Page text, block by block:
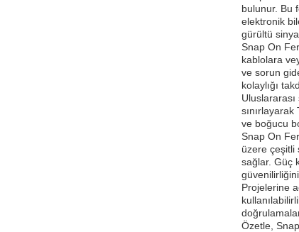
bulunur. Bu
elektronik
gürültü
Snap On
kablolara
ve sorun
kolaylığı
ve boğucu
Snap On
üzere çeşitli
sağlar. Güç
Projelerine
Özetle,